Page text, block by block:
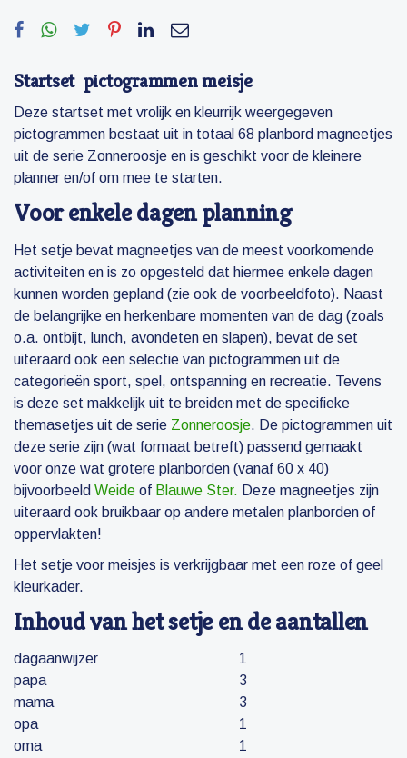
Startset pictogrammen meisje
Deze startset met vrolijk en kleurrijk weergegeven
pictogrammen bestaat uit in totaal 68 planbord magneetjes
uit de serie Zonneroosje en is geschikt voor de kleinere
planner en/of om mee te starten.
Voor enkele dagen planning
Het setje bevat magneetjes van de meest voorkomende
activiteiten en is zo opgesteld dat hiermee enkele dagen
kunnen worden gepland (zie ook de voorbeeldfoto). Naast
de belangrijke en herkenbare momenten van de dag (zoals
o.a. ontbijt, lunch, avondeten en slapen), bevat de set
uiteraard ook een selectie van pictogrammen uit de
categorieën sport, spel, ontspanning en recreatie. Tevens
is deze set makkelijk uit te breiden met de specifieke
themasetjes uit de serie Zonneroosje. De pictogrammen uit
deze serie zijn (wat formaat betreft) passend gemaakt
voor onze wat grotere planborden (vanaf 60 x 40)
bijvoorbeeld Weide of Blauwe Ster. Deze magneetjes zijn
uiteraard ook bruikbaar op andere metalen planborden of
oppervlakten!
Het setje voor meisjes is verkrijgbaar met een roze of geel
kleurkader.
Inhoud van het setje en de aantallen
dagaanwijzer
1
papa
3
mama
3
opa
1
oma
1